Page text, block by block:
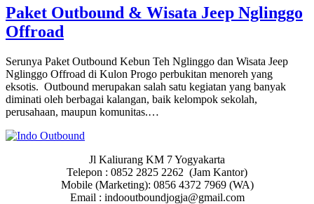
Paket Outbound & Wisata Jeep Nglinggo
Offroad
Serunya Paket Outbound Kebun Teh Nglinggo dan Wisata Jeep
Nglinggo Offroad di Kulon Progo perbukitan menoreh yang
eksotis. Outbound merupakan salah satu kegiatan yang banyak
diminati oleh berbagai kalangan, baik kelompok sekolah,
perusahaan, maupun komunitas.…
Jl Kaliurang KM 7 Yogyakarta
Telepon : 0852 2825 2262 (Jam Kantor)
Mobile (Marketing): 0856 4372 7969 (WA)
Email : indooutboundjogja@gmail.com